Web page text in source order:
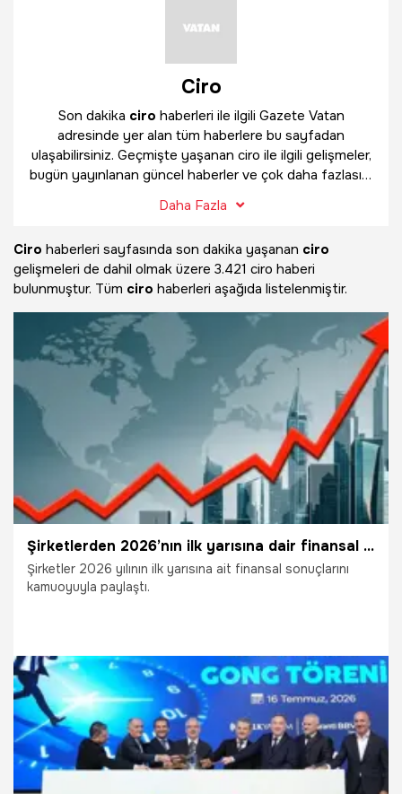
Ciro
Son dakika ciro haberleri ile ilgili Gazete Vatan
adresinde yer alan tüm haberlere bu sayfadan
ulaşabilirsiniz. Geçmişte yaşanan ciro ile ilgili gelişmeler,
bugün yayınlanan güncel haberler ve çok daha fazlasını
Daha Fazla
Ciro haberleri sayfasında son dakika yaşanan ciro
gelişmeleri de dahil olmak üzere 3.421 ciro haberi
bulunmuştur. Tüm ciro haberleri aşağıda listelenmiştir.
Şirketlerden 2026’nın ilk yarısına dair finansal sonuç açıklamaları
Şirketler 2026 yılının ilk yarısına ait finansal sonuçlarını
kamuoyuyla paylaştı.
6.08.2026 Ekonomi